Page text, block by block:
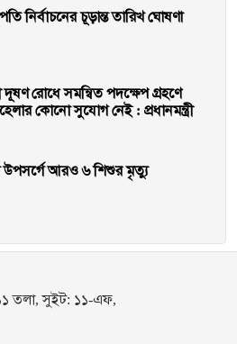
নির্বাচনের চূড়ান্ত তারিখ ঘোষণা
দূষণ রোধে সমন্বিত পদক্ষেপ গ্রহণে
কোনো সুযোগ নেই : প্রধানমন্ত্রী
উপসর্গে আরও ৬ শিশুর মৃত্যু
তলা, সুইট: ১১-এফ,